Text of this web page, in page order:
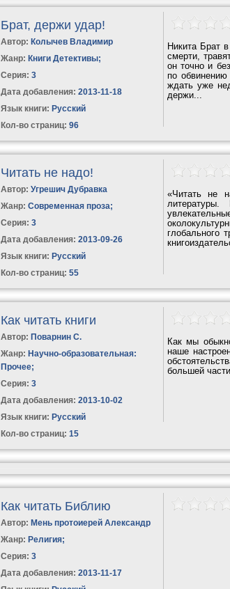
Брат, держи удар!
Автор: Колычев Владимир
Жанр: Книги Детективы;
Серия:3
Дата добавления: 2013-11-18
Язык книги: Русский
Кол-во страниц: 96
Никита Брат
смерти,
он точно и
по
ждать уже
держи...
Читать не надо!
Автор:Угрешич Дубравка
Жанр: Современная проза;
Серия:3
Дата добавления: 2013-09-26
Язык книги: Русский
Кол-во страниц: 55
«Читать не
глобального
Как читать книги
Автор: Поварнин С.
Жанр: Научно-образовательная:
Прочее;
Серия:3
Дата добавления: 2013-10-02
Язык книги: Русский
Кол-во страниц: 15
Как мы
наше
большей
Как читать Библию
Автор: Мень протоиерей Александр
Жанр: Религия;
Серия:3
Дата добавления: 2013-11-17